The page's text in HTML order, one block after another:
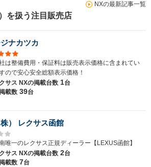
NXの最新記事一覧
を扱う注目販売店
ナカツカ
は整備費用・保証料は販売表示価格に含まれてい
ので安心安全総額表示価格！
サス NXの掲載台数 1台
載数 39台
） レクサス函館
唯一のレクサス正規ディーラー【LEXUS函館】
サス NXの掲載台数 2台
載数 7台